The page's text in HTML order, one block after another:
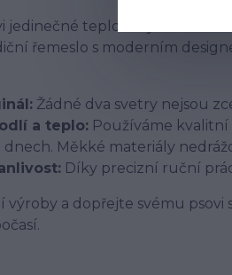
jedinečné teplo a styl s našimi
řemeslo s moderním
Žádné dva svetry nejsou
a teplo: Používáme
Měkké materiály
Díky precizní ruční
a dopřejte svému